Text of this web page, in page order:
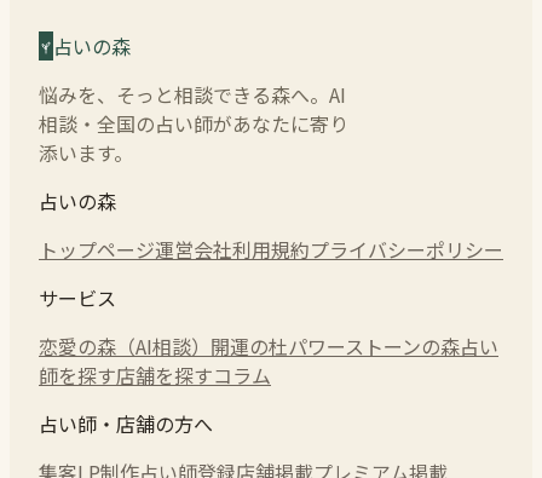
占いの森
悩みを、そっと相談できる森へ。AI
相談・全国の占い師があなたに寄り
添います。
占いの森
トップページ運営会社利用規約プライバシーポリシー
サービス
恋愛の森（AI相談） 開運の杜パワーストーンの森占い
師を探す店舗を探すコラム
占い師・店舗の方へ
集客LP制作占い師登録店舗掲載プレミアム掲載